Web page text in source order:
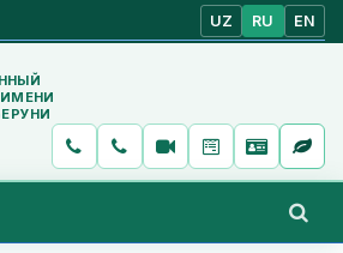
UZ RU EN